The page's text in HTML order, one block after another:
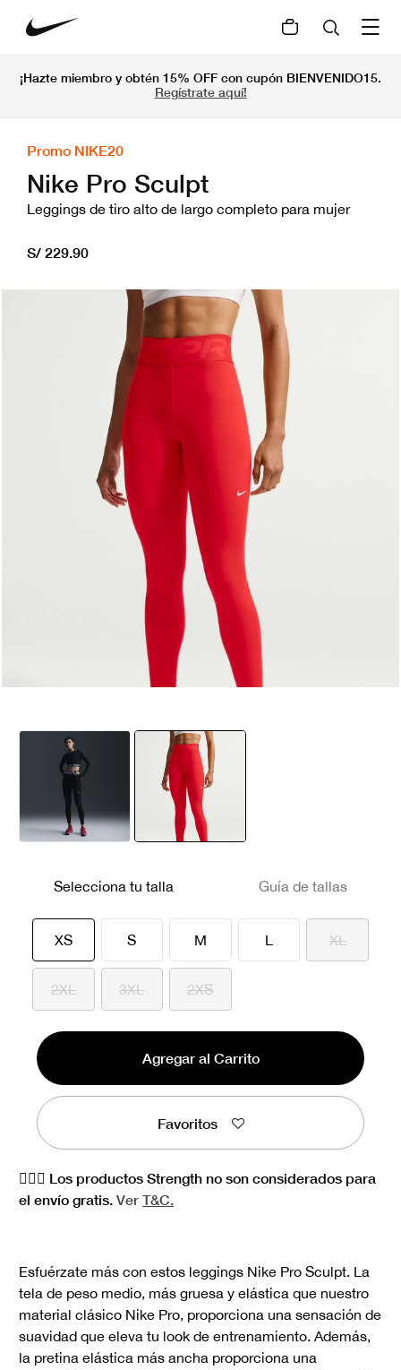
¡Hazte miembro y obtén 15% OFF con cupón BIENVENIDO15.
Regístrate aquí!
Promo NIKE20
Nike Pro Sculpt
Leggings de tiro alto de largo completo para mujer
S/ 229.90
Selecciona tu talla Guía de tallas
XSseleccionado
S M L XL
2XL 3XL 2XS
Agregar al Carrito
Favoritos
🏋🏻‍♀️ Los productos Strength no son considerados para
el envío gratis. Ver T&C.
Esfuérzate más con estos leggings Nike Pro Sculpt. La
tela de peso medio, más gruesa y elástica que nuestro
material clásico Nike Pro, proporciona una sensación de
suavidad que eleva tu look de entrenamiento. Además,
la pretina elástica más ancha proporciona una